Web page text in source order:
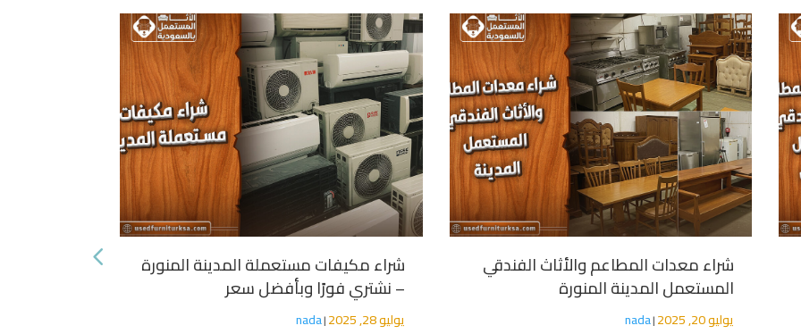
شراء مكيفات مستعملة المدينة المنورة
– نشتري فورًا وبأفضل سعر
nada|
يوليو 28, 2025
شراء معدات المطاعم والأثاث الفندقي
المستعمل المدينة المنورة
nada|
يوليو 20, 2025